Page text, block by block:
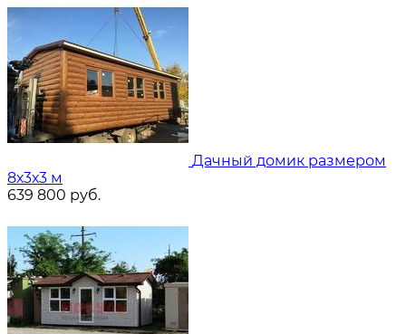
Дачный домик размером
8х3х3 м
639 800 руб.